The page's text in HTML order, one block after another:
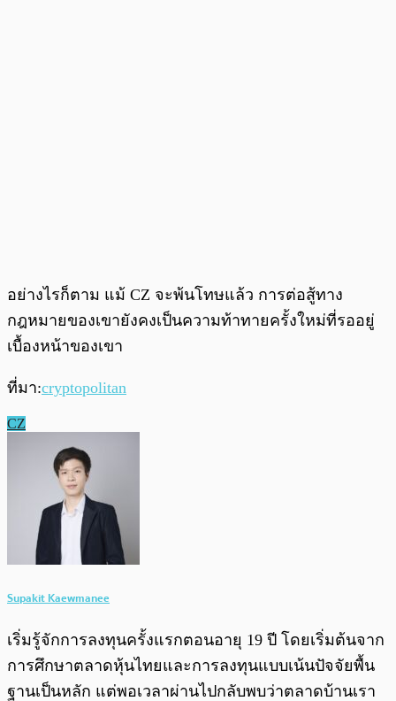
อย่างไรก็ตาม แม้ CZ จะพ้นโทษแล้ว การต่อสู้ทาง
กฎหมายของเขายังคงเป็นความท้าทายครั้งใหม่ที่รออยู่
เบื้องหน้าของเขา
ที่มา:cryptopolitan
CZ
Supakit Kaewmanee
เริ่มรู้จักการลงทุนครั้งแรกตอนอายุ 19 ปี โดยเริ่มต้นจาก
การศึกษาตลาดหุ้นไทยและการลงทุนแบบเน้นปัจจัยพื้น
ฐานเป็นหลัก แต่พอเวลาผ่านไปกลับพบว่าตลาดบ้านเรา